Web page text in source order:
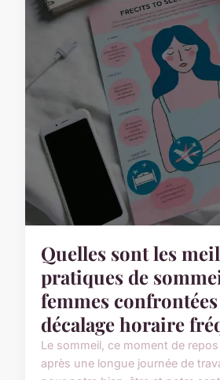
Quelles sont les
pratiques de
femmes
décalage horaire
Le sommeil, ce moment de
après une longue journée de